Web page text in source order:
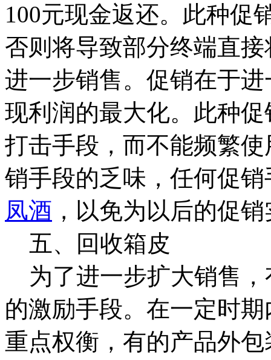
100元现金返还。此种促
否则将导致部分终端直
进一步销售。 促销在于
现利润的最大化。此种
打击手段，而不能频繁
销手段的乏味，任何促
凤酒 ，以免为以后的促
五、回收箱皮
为了进一步扩大销售，
的激励手段。在一定时
重点权衡，有的产品外